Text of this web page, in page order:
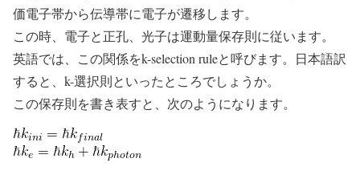
価電子帯から伝導帯に電子が遷移します。
この時、電子と正孔、光子は運動量保存則に従います。
英語では、この関係をk-selection ruleと呼びます。日本語訳
すると、k-選択則といったところでしょうか。
この保存則を書き表すと、次のようになります。